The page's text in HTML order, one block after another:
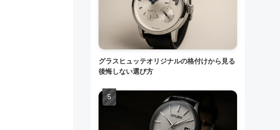
グラスヒュッテオリジナルの格付けから見る
後悔しない選び方